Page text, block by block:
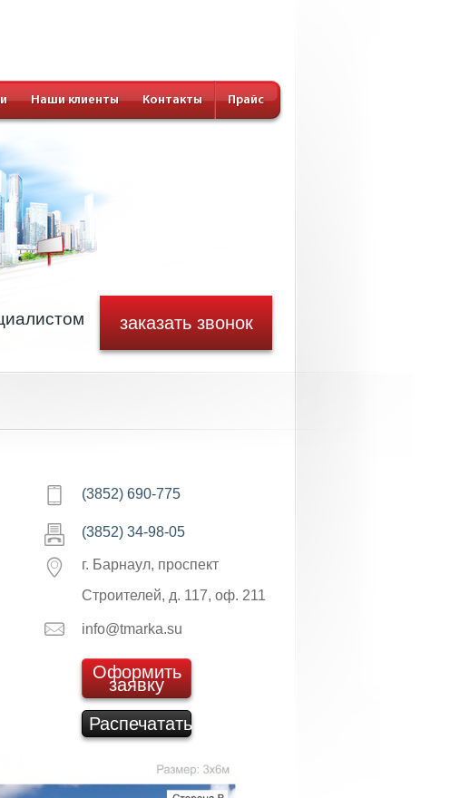
Наши клиенты Контакты Прайс
заказать звонок
(3852) 690-775
(3852) 34-98-05
г. Барнаул, проспект
Строителей, д. 117, оф. 211
info@tmarka.su
Оформить
заявку
Распечатать